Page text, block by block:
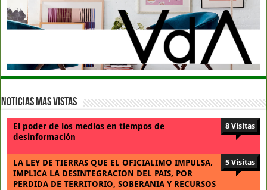
Noticias Mas Vistas
El poder de los medios en tiempos de
desinformación
8 Visitas
LA LEY DE TIERRAS QUE EL OFICIALIMO IMPULSA,
IMPLICA LA DESINTEGRACION DEL PAIS, POR
PERDIDA DE TERRITORIO, SOBERANIA Y RECURSOS
5 Visitas